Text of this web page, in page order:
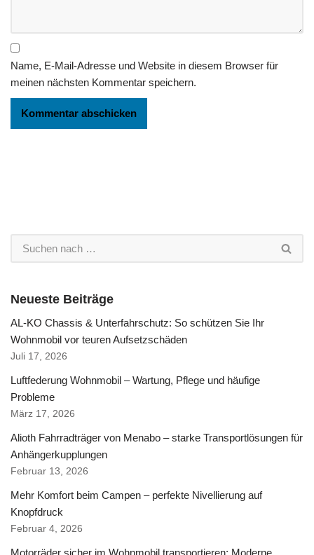
Name, E-Mail-Adresse und Website in diesem Browser für
meinen nächsten Kommentar speichern.
Neueste Beiträge
AL-KO Chassis & Unterfahrschutz: So schützen Sie Ihr
Wohnmobil vor teuren Aufsetzschäden
Juli 17, 2026
Luftfederung Wohnmobil – Wartung, Pflege und häufige
Probleme
März 17, 2026
Alioth Fahrradträger von Menabo – starke Transportlösungen für
Anhängerkupplungen
Februar 13, 2026
Mehr Komfort beim Campen – perfekte Nivellierung auf
Knopfdruck
Februar 4, 2026